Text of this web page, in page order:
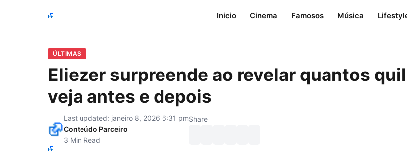
Inicio Cinema Famosos Música
ÚLTIMAS
Eliezer surpreende ao revelar quantos
veja antes e depois
Last updated: janeiro 8, 2026 6:31 pm
Conteúdo Parceiro
3 Min Read
Share